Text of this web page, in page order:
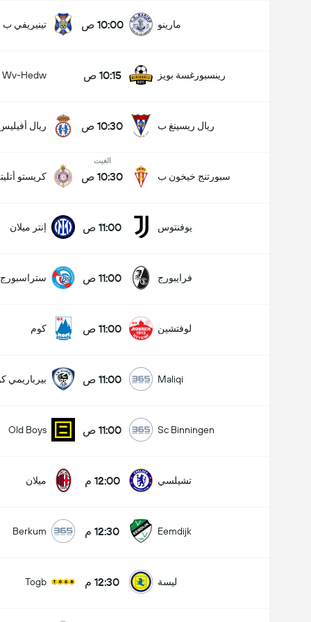
مارينو 10:00 ص تينيريفي ب
رينسبورغسة بويز 10:15 ص Wv-Hedw
ريال ريسينغ ب 10:30 ص ريال
سبورتنج خيخون ب
الغيت
10:30 ص كريستو
يوفنتوس 11:00 ص إنتر ميلان
فرايبورج 11:00 ص ستراسبورج
لوفتشين 11:00 ص كوم
Maliqi 11:00 ص بيرباريمي
Sc Binningen 11:00 ص Old Boys
تشيلسي 12:00 م ميلان
Eemdijk 12:30 م Berkum
ليسة 12:30 م Togb